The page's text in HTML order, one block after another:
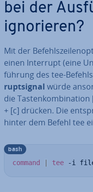
bei der
igno­rie­ren?
Mit der
einen Interrupt (eine
füh­rung des tee-
rupt­si­gnal würde
die Tas­ten­kom­bi­na­ti­on
+ [c] drücken. Die
hinter dem Befehl tee
command tee -i
bash